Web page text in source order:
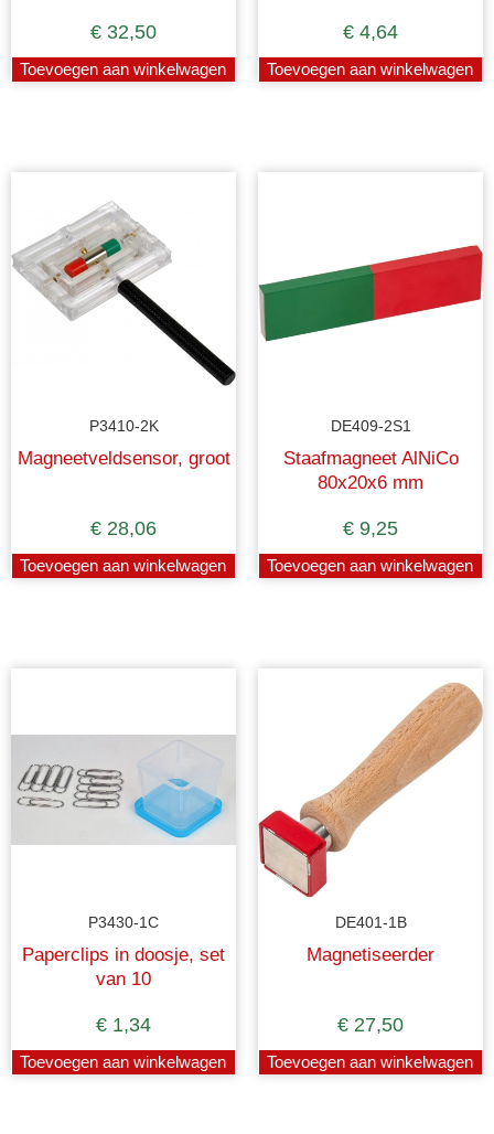
polen
€ 32,50
Toevoegen aan winkelwagen
€ 4,64
Toevoegen aan winkelwagen
P3410-2K
Magneetveldsensor, groot
€ 28,06
Toevoegen aan winkelwagen
DE409-2S1
Staafmagneet AlNiCo
80x20x6 mm
€ 9,25
Toevoegen aan winkelwagen
P3430-1C
Paperclips in doosje, set
van 10
€ 1,34
Toevoegen aan winkelwagen
DE401-1B
Magnetiseerder
€ 27,50
Toevoegen aan winkelwagen